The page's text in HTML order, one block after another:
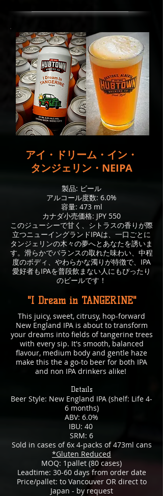
アイ・ドリーム・イン・
タンジェリン・NEIPA
製品: ビール
アルコール度数: 6.0%
容量: 473 ml
カナダ小売価格: JPY 550
このジューシーで甘く、シトラスの香りが際
立つニューイングランドIPAは、一口ごとに
タンジェリンの木々の夢へとあなたを誘いま
す。滑らかでバランスの取れた味わい、中程
度のボディ、やわらかな濁りが特徴で、IPA
愛好者もIPAを普段飲まない人にもぴったり
のビールです！
"I Dream in TANGERINE"
This juicy, sweet, citrusy, hop-forward
New England IPA is about to transform
your dreams into fields of tangerine trees
with every sip. It's smooth, balanced
flavour, medium body and gentle haze
make this the a go-to beer for both IPA
and non IPA drinkers alike!
Details
Beer Style: New England IPA (shelf: Life 4-
6 months)
ABV: 6.0%
IBU: 40
SRM: 6
Sold in cases of 6x 4-packs of 473ml cans
*Gluten Reduced
MOQ: 1pallet (80 cases)
Leadtime: 30-60 days from order date
Price/pallet: to Vancouver OR direct to
Japan - by request